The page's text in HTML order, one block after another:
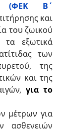
(ΦΕΚ Β΄
και
του ζωικού
εξωτικά
των
της
και της
για το
μέτρων για
ασθενειών